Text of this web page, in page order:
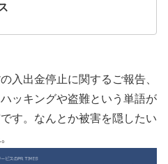
入出金停止に関するご報告、
ッキングや盗難という単語が
す。なんとか被害を隠したい